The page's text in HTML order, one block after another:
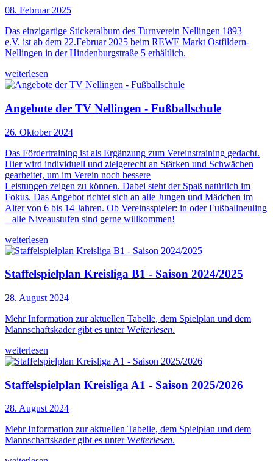
08. Februar 2025
Das einzigartige Stickeralbum des Turnverein Nellingen 1893
e.V. ist ab dem 22.Februar 2025 beim REWE Markt Ostfildern-
Nellingen in der Hindenburgstraße 5 erhältlich.
weiterlesen
Angebote der TV Nellingen - Fußballschule
26. Oktober 2024
Das Fördertraining ist als Ergänzung zum Vereinstraining gedacht.
Hier wird individuell und zielgerecht an Stärken und Schwächen
gearbeitet, um im Verein noch bessere
Leistungen zeigen zu können. Dabei steht der Spaß natürlich im
Fokus. Das Angebot richtet sich an alle Jungen und Mädchen im
Alter von 6 bis 14 Jahren. Ob Vereinsspieler: in oder Fußballneuling
– alle Niveaustufen sind gerne willkommen!
weiterlesen
Staffelspielplan Kreisliga B1 - Saison 2024/2025
28. August 2024
Mehr Information zur aktuellen Tabelle, dem Spielplan und dem
Mannschaftskader gibt es unter Weiterlesen.
weiterlesen
Staffelspielplan Kreisliga A1 - Saison 2025/2026
28. August 2024
Mehr Information zur aktuellen Tabelle, dem Spielplan und dem
Mannschaftskader gibt es unter Weiterlesen.